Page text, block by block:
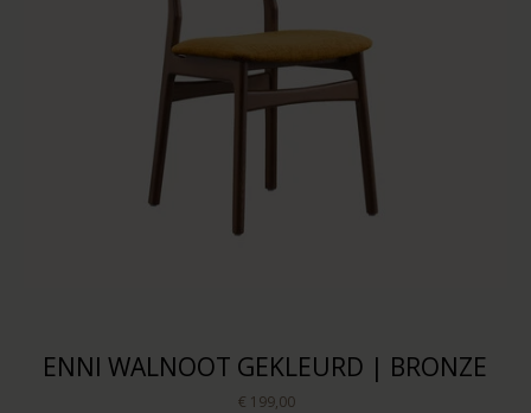
Kleur bekleding
ENNI WALNOOT GEKLEURD | BRONZE
€ 199,00